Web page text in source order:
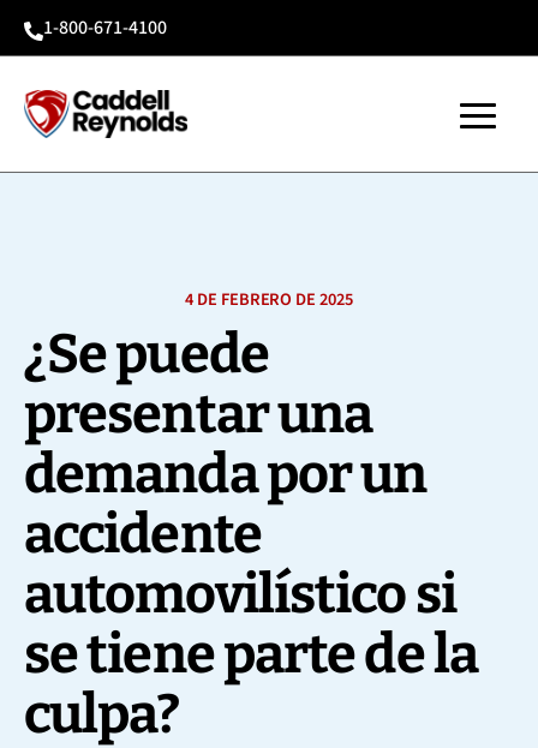
1-800-671-4100
4 DE FEBRERO DE 2025
¿Se puede
presentar una
demanda por un
accidente
automovilístico si
se tiene parte de la
culpa?